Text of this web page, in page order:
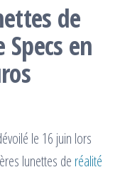
de
en
le 16 juin lors
lunettes de réalité